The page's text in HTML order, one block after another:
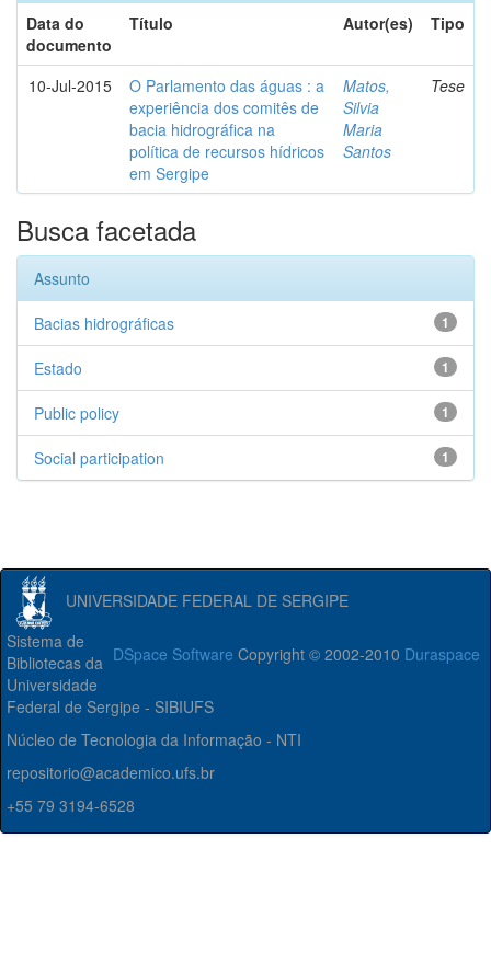
Data do
documento
Título Autor(es) Tipo
10-Jul-2015
O Parlamento das águas : a
experiência dos comitês de
bacia hidrográfica na
política de recursos hídricos
em Sergipe
Matos,
Silvia
Maria
Santos
Tese
Busca facetada
Assunto
1
Bacias hidrográficas
1
Estado
1
Public policy
1
Social participation
UNIVERSIDADE FEDERAL DE SERGIPE
DSpace Software Copyright © 2002-2010 Duraspace
Sistema de
Bibliotecas da
Universidade
Federal de Sergipe - SIBIUFS
Núcleo de Tecnologia da Informação - NTI
repositorio@academico.ufs.br
+55 79 3194-6528